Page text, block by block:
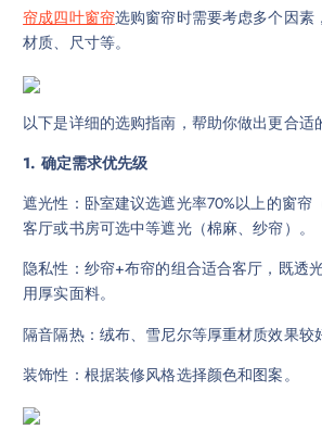
帘成四叶窗帘选购窗帘时需要考虑多个因素
材质、尺寸等。
以下是详细的选购指南，帮助你做出更合适
1. 确定需求优先级
遮光性：卧室建议选遮光率70%以上的窗帘
客厅或书房可选中等遮光（棉麻、纱帘）。
隐私性：纱帘+布帘的组合适合客厅，既透
用厚实面料。
隔音隔热：绒布、雪尼尔等厚重材质效果较
装饰性：根据装修风格选择颜色和图案。